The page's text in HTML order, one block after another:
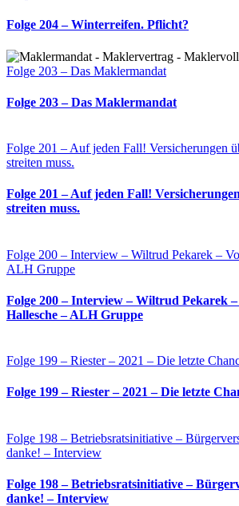
Folge 204 – Winterreifen. Pflicht?
Folge 203 – Das Maklermandat
Folge 203 – Das Maklermandat
Folge 201 – Auf jeden Fall! Versicherungen
streiten muss.
Folge 201 – Auf jeden Fall!
streiten muss.
Folge 200 – Interview – Wiltrud Pekarek –
ALH Gruppe
Folge 200 – Interview – Wiltrud Pekarek
Hallesche – ALH Gruppe
Folge 199 – Riester – 2021 – Die letzte
Folge 199 – Riester – 2021 – Die letzte
Folge 198 – Betriebsratsinitiative –
danke! – Interview
Folge 198 – Betriebsratsinitiative –
danke! – Interview